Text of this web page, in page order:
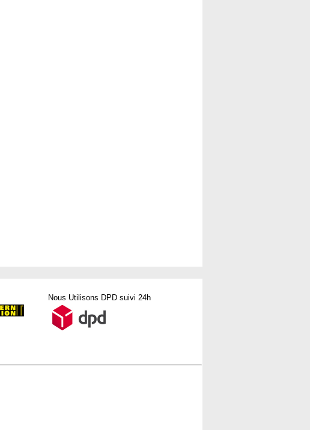
Nous Utilisons DPD suivi 24h